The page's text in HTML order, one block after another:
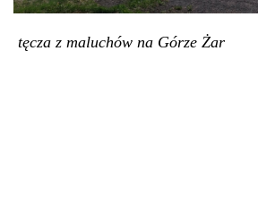
tęcza z maluchów na Górze Żar